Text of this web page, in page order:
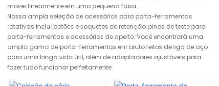
mover linearmente em uma pequena faixa.
Nossa ampla seleção de acessórios para porta-ferramentas
rotativas inclui botões e soquetes de retenção, pinos de teste para
porta-ferramentas e acessórios de aperto.’Você encontrará uma
ampla gama de porta-ferramentas em bruto feitos de liga de aço
para uma longa vida útil, além de adaptadores ajustáveis ​​para
fazer tudo funcionar perfeitamente.